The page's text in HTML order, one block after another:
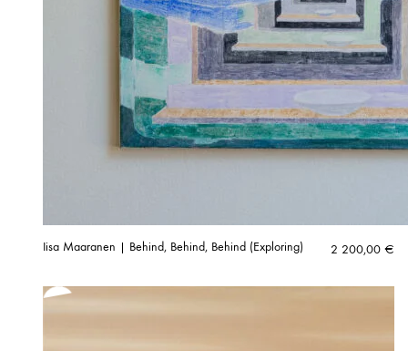
Iisa Maaranen | Behind, Behind, Behind (Exploring) 2 200,00 €